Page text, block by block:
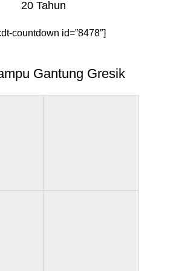
20 Tahun
countdown id=”8478″]
Gantung Gresik